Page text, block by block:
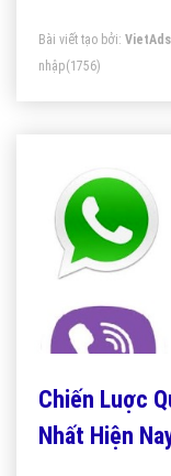
Bài viết tạo bởi: VietAds
nhập(1756)
Chiến Luợc
Nhất Hiện